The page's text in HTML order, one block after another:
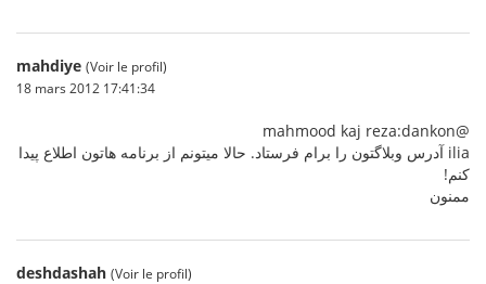
mahdiye (Voir le profil)
18 mars 2012 17:41:34
@mahmood kaj reza:dankon
ilia آدرس وبلاگتون را برام فرستاد. حالا میتونم از برنامه هاتون اطلاع پیدا
کنم!
ممنون
deshdashah (Voir le profil)